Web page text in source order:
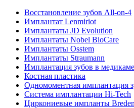
Восстановление зубов All‑on‑4
Имплантат Lenmiriot
Имплантаты JD Evolution
Имплантаты Nobel BioСare
Имплантаты Osstem
Имплантаты Straumann
Имплантация зубов в
Костная пластика
Одномоментная имплантация
Система имплантации Hi-Tech
Циркониевые импланты